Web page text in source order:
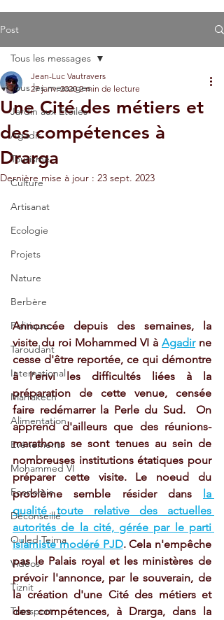
Post
Tous les messages
Jardin aux Etoiles
Agadir
Tourisme
Culture
Artisanat
Ecologie
Projets
Nature
Berbère
Politique
Taroudant
International
Marrakech
Alimentation
Evénements
Mohammed VI
Economie
Déconseillé
Ouled Teima
Vidéos
Tiznit
Transport
Tous les messages
Une Cité des métiers et
des compétences à
Drarga
Jean-Luc Vautravers
27 janv. 2020 2 min de lecture
Dernière mise à jour : 23 sept. 2023
Annoncée depuis des semaines, la
visite du roi Mohammed VI à Agadir ne
cesse d'être reportée, ce qui démontre
à l'envi les difficultés liées à la
préparation de cette venue, censée
faire redémarrer la Perle du Sud.  On
apprend d'ailleurs que des réunions-
marathons se sont tenues au sein de
nombreuses institutions étatiques pour
préparer cette visite. Le noeud du
problème semble résider dans la
qualité toute relative des actuelles
autorités de la cité, gérée par le parti
islamiste modéré PJD. Cela n'empêche
pas le Palais royal et les ministères de
prévoir l'annonce, par le souverain, de
la création d'une Cité des métiers et
des compétences, à Drarga, dans la